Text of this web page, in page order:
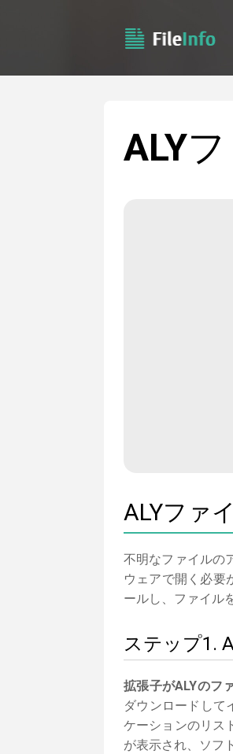
ALY
ALYファ
不明なファイルの
ウェアで開く必要
ールし、ファイル
ステップ1.
拡張子がALYのフ
ダウンロードして
ケーションのリス
が表示され、ソフ